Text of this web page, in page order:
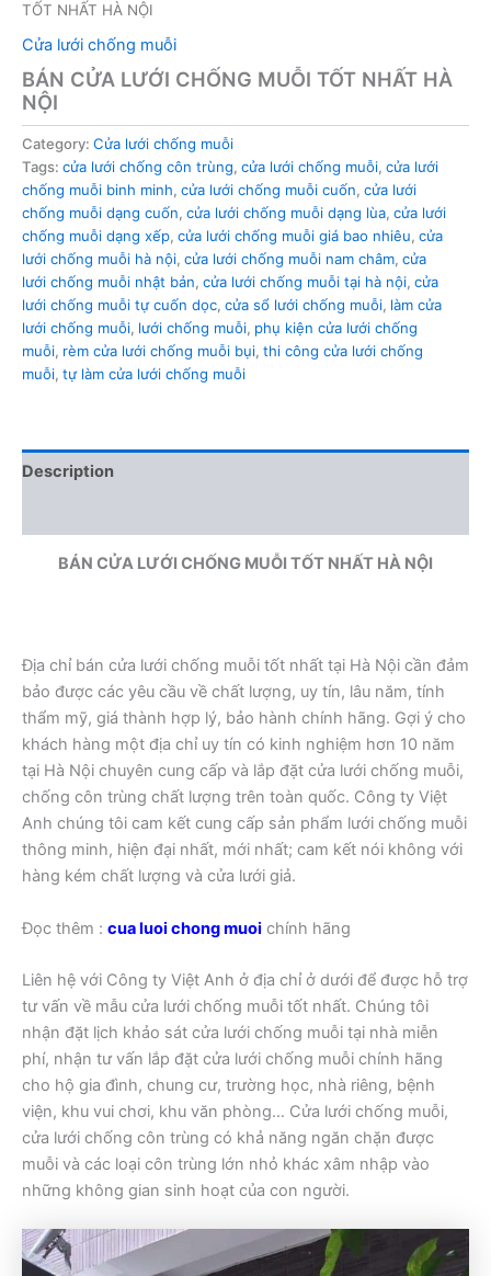
TỐT NHẤT HÀ NỘI
Cửa lưới chống muỗi
BÁN CỬA LƯỚI CHỐNG MUỖI TỐT NHẤT HÀ
NỘI
Category: Cửa lưới chống muỗi
Tags: cửa lưới chống côn trùng, cửa lưới chống muỗi, cửa lưới
chống muỗi binh minh, cửa lưới chống muỗi cuốn, cửa lưới
chống muỗi dạng cuốn, cửa lưới chống muỗi dạng lùa, cửa lưới
chống muỗi dạng xếp, cửa lưới chống muỗi giá bao nhiêu, cửa
lưới chống muỗi hà nội, cửa lưới chống muỗi nam châm, cửa
lưới chống muỗi nhật bản, cửa lưới chống muỗi tại hà nội, cửa
lưới chống muỗi tự cuốn dọc, cửa sổ lưới chống muỗi, làm cửa
lưới chống muỗi, lưới chống muỗi, phụ kiện cửa lưới chống
muỗi, rèm cửa lưới chống muỗi bụi, thi công cửa lưới chống
muỗi, tự làm cửa lưới chống muỗi
Description
BÁN CỬA LƯỚI CHỐNG MUỖI TỐT NHẤT HÀ NỘI
Địa chỉ bán cửa lưới chống muỗi tốt nhất tại Hà Nội cần đảm
bảo được các yêu cầu về chất lượng, uy tín, lâu năm, tính
thẩm mỹ, giá thành hợp lý, bảo hành chính hãng. Gợi ý cho
khách hàng một địa chỉ uy tín có kinh nghiệm hơn 10 năm
tại Hà Nội chuyên cung cấp và lắp đặt cửa lưới chống muỗi,
chống côn trùng chất lượng trên toàn quốc. Công ty Việt
Anh chúng tôi cam kết cung cấp sản phẩm lưới chống muỗi
thông minh, hiện đại nhất, mới nhất; cam kết nói không với
hàng kém chất lượng và cửa lưới giả.
Đọc thêm : cua luoi chong muoi chính hãng
Liên hệ với Công ty Việt Anh ở địa chỉ ở dưới để được hỗ trợ
tư vấn về mẫu cửa lưới chống muỗi tốt nhất. Chúng tôi
nhận đặt lịch khảo sát cửa lưới chống muỗi tại nhà miễn
phí, nhận tư vấn lắp đặt cửa lưới chống muỗi chính hãng
cho hộ gia đình, chung cư, trường học, nhà riêng, bệnh
viện, khu vui chơi, khu văn phòng… Cửa lưới chống muỗi,
cửa lưới chống côn trùng có khả năng ngăn chặn được
muỗi và các loại côn trùng lớn nhỏ khác xâm nhập vào
những không gian sinh hoạt của con người.